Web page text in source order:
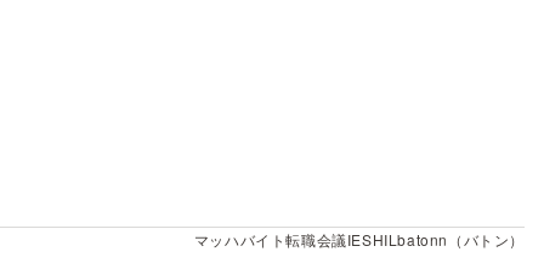
マッハバイト転職会議IESHILbatonn（バトン）